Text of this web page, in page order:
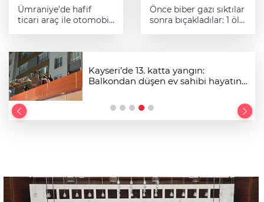
Ümraniye’de hafif
ticari araç ile otomobil
Önce biber gazı sıktılar
sonra bıçakladılar: 1 ölü,
Kayseri’de 13. katta yangın:
Balkondan düşen ev sahibi hayatını